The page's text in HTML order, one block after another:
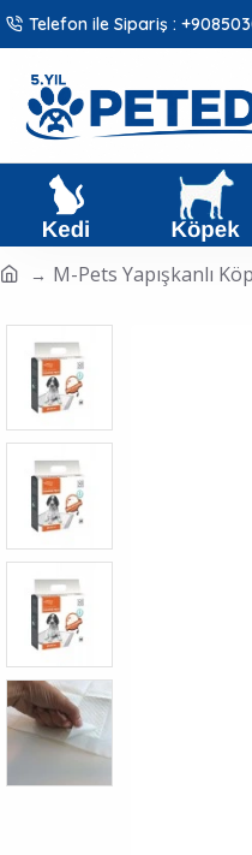
Telefon ile Sipariş :
M-Pets Yapışkanlı